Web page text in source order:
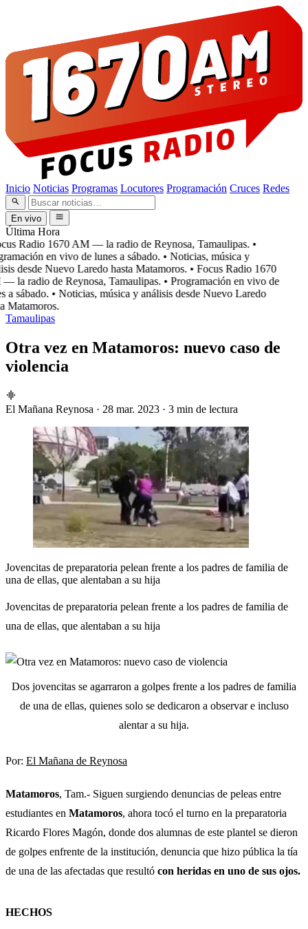
Inicio Noticias Programas Locutores Programación Cruces Redes
En vivo
Última Hora
Radio 1670 AM — la radio de Reynosa, Tamaulipas. •
en vivo de lunes a sábado. • Noticias, música y
desde Nuevo Laredo hasta Matamoros. • Focus Radio 1670
la radio de Reynosa, Tamaulipas. • Programación en vivo de
a sábado. • Noticias, música y análisis desde Nuevo Laredo
Matamoros.
Tamaulipas
Otra vez en Matamoros: nuevo caso de
violencia
El Mañana Reynosa · 28 mar. 2023 · 3 min de lectura
Jovencitas de preparatoria pelean frente a los padres de familia de
una de ellas, que alentaban a su hija
Jovencitas de preparatoria pelean frente a los padres de familia de
una de ellas, que alentaban a su hija
Dos jovencitas se agarraron a golpes frente a los padres de familia
de una de ellas, quienes solo se dedicaron a observar e incluso
alentar a su hija.
Por: El Mañana de Reynosa
Matamoros, Tam.- Siguen surgiendo denuncias de peleas entre
estudiantes en Matamoros, ahora tocó el turno en la preparatoria
Ricardo Flores Magón, donde dos alumnas de este plantel se dieron
de golpes enfrente de la institución, denuncia que hizo pública la tía
de una de las afectadas que resultó con heridas en uno de sus ojos.
HECHOS